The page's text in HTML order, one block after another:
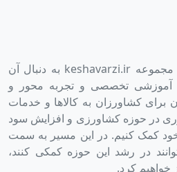
ما، جمعی از کشاورزان در مجموعه keshavarzi.ir به دنبال آن
آموزشی تخصصی و تجربه محور و
برای کشاورزان به کالاها و خدمات
در حوزه کشاورزی و افزایش سود
کمک کنیم. در این مسیر به سمت
در رشد این حوزه کمکی کنند،
کرد.